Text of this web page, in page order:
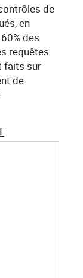
de
en
des
requêtes
faits sur
de